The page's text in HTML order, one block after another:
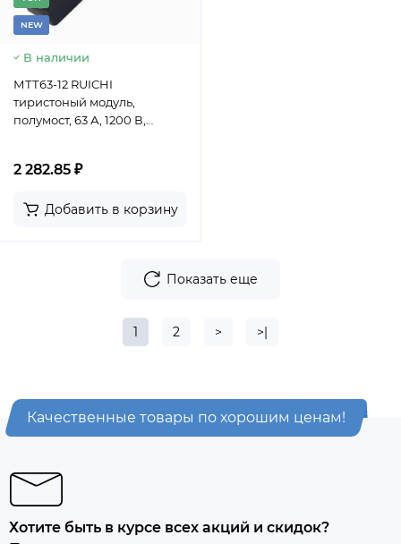
NEW
В наличии
МТТ63-12 RUICHI
тиристоный модуль,
полумост, 63 А, 1200 В,
2 282.85 ₽
Добавить в корзину
Показать еще
1 2 > >|
Качественные товары по хорошим ценам!
Хотите быть в курсе всех акций и скидок?